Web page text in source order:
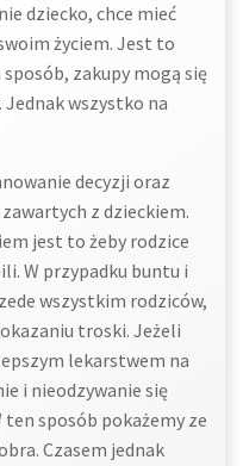
dziecko, chce mieć
życiem. Jest to
zakupy mogą się
wszystko na
decyzji oraz
z dzieckiem.
jest to żeby rodzice
W przypadku buntu i
wszystkim rodziców,
troski. Jeżeli
lekarstwem na
i nieodzywanie się
sposób pokażemy ze
Czasem jednak